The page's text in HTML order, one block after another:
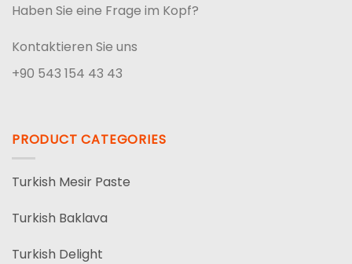
Haben Sie eine Frage im Kopf?
Kontaktieren Sie uns
+90 543 154 43 43
PRODUCT CATEGORIES
Turkish Mesir Paste
Turkish Baklava
Turkish Delight